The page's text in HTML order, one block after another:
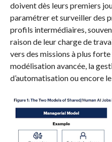
doivent dès leurs premiers
paramétrer et surveiller des
profils intermédiaires,
raison de leur charge de
vers des missions à plus
modélisation avancée, la
d’automatisation ou encore